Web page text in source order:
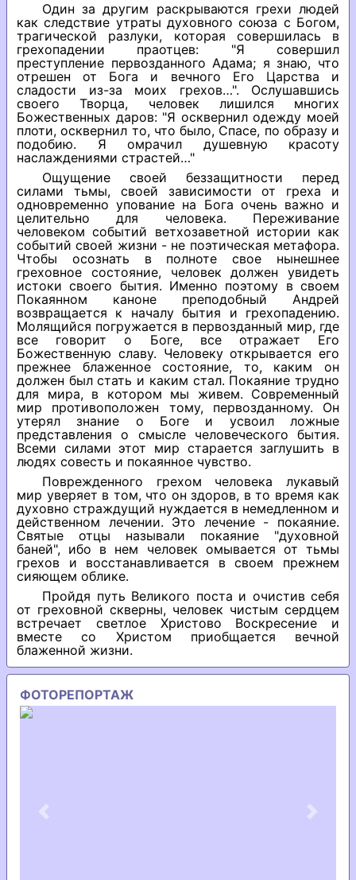
Один за другим раскрываются грехи людей
как следствие утраты духовного союза с Богом,
трагической разлуки, которая совершилась в
грехопадении праотцев: "Я совершил
преступление первозданного Адама; я знаю, что
отрешен от Бога и вечного Его Царства и
сладости из-за моих грехов…". Ослушавшись
своего Творца, человек лишился многих
Божественных даров: "Я осквернил одежду моей
плоти, осквернил то, что было, Спасе, по образу и
подобию. Я омрачил душевную красоту
наслаждениями страстей…"
Ощущение своей беззащитности перед
силами тьмы, своей зависимости от греха и
одновременно упование на Бога очень важно и
целительно для человека. Переживание
человеком событий ветхозаветной истории как
событий своей жизни - не поэтическая метафора.
Чтобы осознать в полноте свое нынешнее
греховное состояние, человек должен увидеть
истоки своего бытия. Именно поэтому в своем
Покаянном каноне преподобный Андрей
возвращается к началу бытия и грехопадению.
Молящийся погружается в первозданный мир, где
все говорит о Боге, все отражает Его
Божественную славу. Человеку открывается его
прежнее блаженное состояние, то, каким он
должен был стать и каким стал. Покаяние трудно
для мира, в котором мы живем. Современный
мир противоположен тому, первозданному. Он
утерял знание о Боге и усвоил ложные
представления о смысле человеческого бытия.
Всеми силами этот мир старается заглушить в
людях совесть и покаянное чувство.
Поврежденного грехом человека лукавый
мир уверяет в том, что он здоров, в то время как
духовно страждущий нуждается в немедленном и
действенном лечении. Это лечение - покаяние.
Святые отцы называли покаяние "духовной
баней", ибо в нем человек омывается от тьмы
грехов и восстанавливается в своем прежнем
сияющем облике.
Пройдя путь Великого поста и очистив себя
от греховной скверны, человек чистым сердцем
встречает светлое Христово Воскресение и
вместе со Христом приобщается вечной
блаженной жизни.
ФОТОРЕПОРТАЖ
Previous Next